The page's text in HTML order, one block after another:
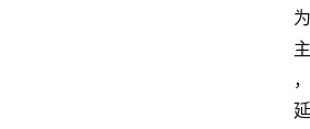
为
主
，
延